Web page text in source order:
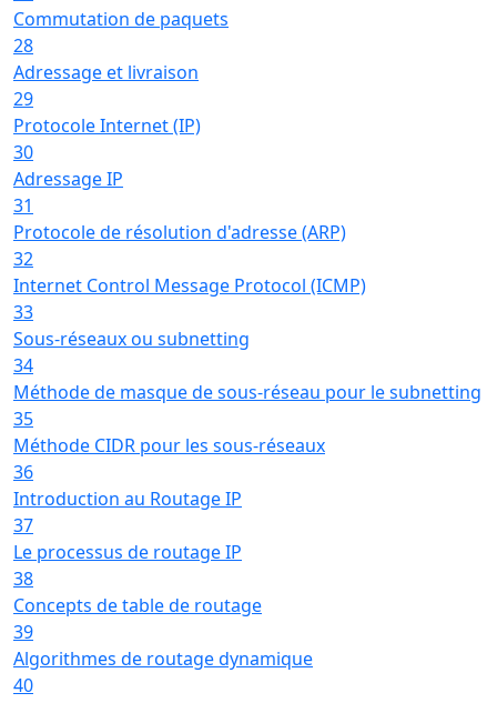
Commutation de paquets
28
Adressage et livraison
29
Protocole Internet (IP)
30
Adressage IP
31
Protocole de résolution d'adresse (ARP)
32
Internet Control Message Protocol (ICMP)
33
Sous-réseaux ou subnetting
34
Méthode de masque de sous-réseau pour le subnetting
35
Méthode CIDR pour les sous-réseaux
36
Introduction au Routage IP
37
Le processus de routage IP
38
Concepts de table de routage
39
Algorithmes de routage dynamique
40